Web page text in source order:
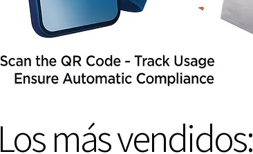
Los más vendidos: